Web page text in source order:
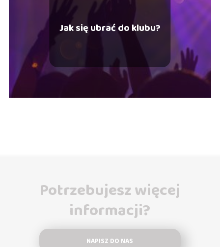
Jak się ubrać do klubu?
Potrzebujesz więcej
informacji?
NAPISZ DO NAS